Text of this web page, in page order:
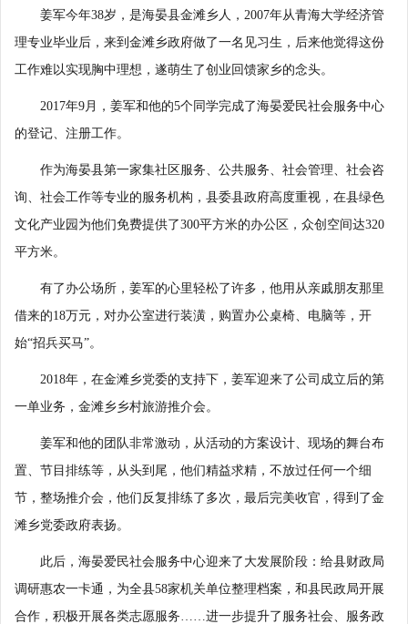
姜军今年38岁，是海晏县金滩乡人，2007年从青海大学经济管
理专业毕业后，来到金滩乡政府做了一名见习生，后来他觉得这份
工作难以实现胸中理想，遂萌生了创业回馈家乡的念头。
2017年9月，姜军和他的5个同学完成了海晏爱民社会服务中心
的登记、注册工作。
作为海晏县第一家集社区服务、公共服务、社会管理、社会咨
询、社会工作等专业的服务机构，县委县政府高度重视，在县绿色
文化产业园为他们免费提供了300平方米的办公区，众创空间达320
平方米。
有了办公场所，姜军的心里轻松了许多，他用从亲戚朋友那里
借来的18万元，对办公室进行装潢，购置办公桌椅、电脑等，开
始“招兵买马”。
2018年，在金滩乡党委的支持下，姜军迎来了公司成立后的第
一单业务，金滩乡乡村旅游推介会。
姜军和他的团队非常激动，从活动的方案设计、现场的舞台布
置、节目排练等，从头到尾，他们精益求精，不放过任何一个细
节，整场推介会，他们反复排练了多次，最后完美收官，得到了金
滩乡党委政府表扬。
此后，海晏爱民社会服务中心迎来了大发展阶段：给县财政局
调研惠农一卡通，为全县58家机关单位整理档案，和县民政局开展
合作，积极开展各类志愿服务……进一步提升了服务社会、服务政